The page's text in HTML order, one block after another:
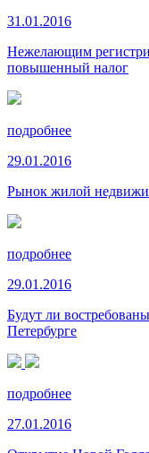
31.01.2016
Нежелающим
повышенный налог
подробнее
29.01.2016
Рынок жилой
подробнее
29.01.2016
Будут ли
Петербурге
подробнее
27.01.2016